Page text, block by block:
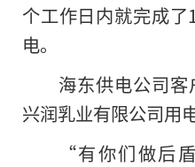
个工作日内就完成
电。
海东供电公司
兴润乳业有限公司用
“有你们做后